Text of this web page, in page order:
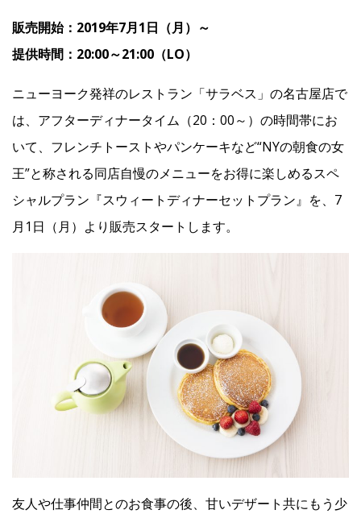
財務・業績情報
Franchise
Recruit
Contact
Facebook
JP EN
販売開始：2019年7月1日（月）～
提供時間：20:00～21:00（LO）
ニューヨーク発祥のレストラン「サラベス」の名古屋店で
は、アフターディナータイム（20：00～）の時間帯にお
いて、フレンチトーストやパンケーキなど“NYの朝食の女
王”と称される同店自慢のメニューをお得に楽しめるスペ
シャルプラン『スウィートディナーセットプラン』を、7
月1日（月）より販売スタートします。
友人や仕事仲間とのお食事の後、甘いデザート共にもう少